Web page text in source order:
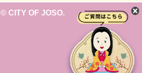
© CITY OF JOSO.